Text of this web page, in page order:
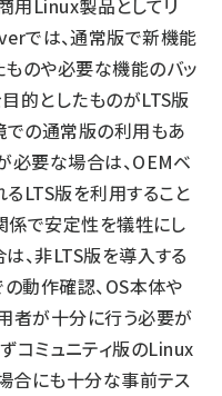
用Linux製品としてリ
では、通常版で新機能
のや必要な機能のバッ
的としたものがLTS版
での通常版の利用もあ
必要な場合は、OEMベ
LTS版を利用すること
係で安定性を犠牲にし
、非LTS版を導入する
の動作確認、OS本体や
者が十分に行う必要が
コミュニティ版のLinux
合にも十分な事前テス